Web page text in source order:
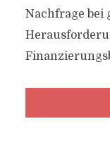
Nachfrage bei